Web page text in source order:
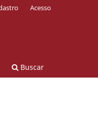
Buscar
Acesso